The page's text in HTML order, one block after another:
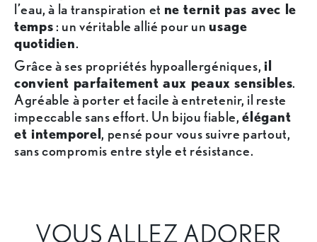
l’eau, à la transpiration et ne ternit pas avec le
temps : un véritable allié pour un usage
quotidien.
Grâce à ses propriétés hypoallergéniques, il
convient parfaitement aux peaux sensibles.
Agréable à porter et facile à entretenir, il reste
impeccable sans effort. Un bijou fiable,élégant
et intemporel, pensé pour vous suivre partout,
sans compromis entre style et résistance.
VOUS ALLEZ ADORER